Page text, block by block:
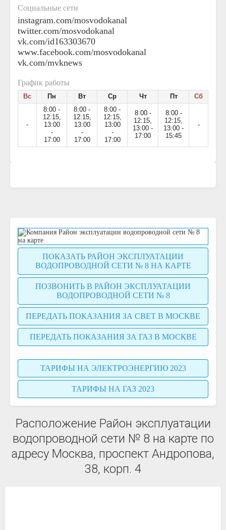
Социальные сети
instagram.com/mosvodokanal
twitter.com/mosvodokanal
vk.com/id163303670
www.facebook.com/mosvodokanal
vk.com/mvknews
График работы
Вс Пн Вт Ср Чт Пт Сб
-
8:00 -
12:15,
13:00
-
17:00
8:00 -
12:15,
13:00
-
17:00
8:00 -
12:15,
13:00
-
17:00
8:00 -
12:15,
13:00 -
17:00
8:00 -
12:15,
13:00 -
15:45
-
ПОКАЗАТЬ РАЙОН ЭКСПЛУАТАЦИИ
ВОДОПРОВОДНОЙ СЕТИ № 8 НА КАРТЕ
ПОЗВОНИТЬ В РАЙОН ЭКСПЛУАТАЦИИ
ВОДОПРОВОДНОЙ СЕТИ № 8
ПЕРЕДАТЬ ПОКАЗАНИЯ ЗА СВЕТ В МОСКВЕ
ПЕРЕДАТЬ ПОКАЗАНИЯ ЗА ГАЗ В МОСКВЕ
ТАРИФЫ НА ЭЛЕКТРОЭНЕРГИЮ 2023
ТАРИФЫ НА ГАЗ 2023
Расположение Район эксплуатации
водопроводной сети № 8 на карте по
адресу Москва, проспект Андропова,
38, корп. 4